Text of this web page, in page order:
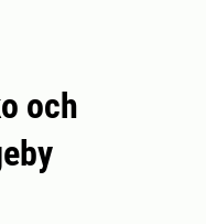
och